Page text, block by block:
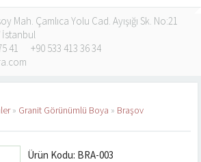
Mah. Çamlıca Yolu Cad. Ayışığı Sk. No:21
İstanbul
41
+90 533 413 36 34
» Granit Görünümlü Boya » Braşov
Ürün Kodu: BRA-003